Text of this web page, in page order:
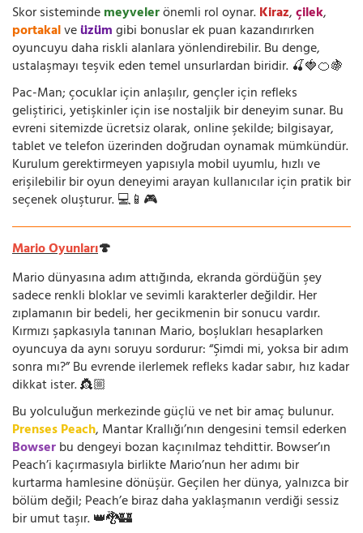
Skor sistemindemeyvelerönemli rol oynar.Kiraz,çilek,
portakalveüzümgibi bonuslar ek puan kazandırırken
oyuncuyu daha riskli alanlara yönlendirebilir. Bu denge,
ustalaşmayı teşvik eden temel unsurlardan biridir. 🍒🍓🍊🍇
Pac-Man; çocuklar için anlaşılır, gençler için refleks
geliştirici, yetişkinler için ise nostaljik bir deneyim sunar. Bu
evreni sitemizde ücretsiz olarak, online şekilde; bilgisayar,
tablet ve telefon üzerinden doğrudan oynamak mümkündür.
Kurulum gerektirmeyen yapısıyla mobil uyumlu, hızlı ve
erişilebilir bir oyun deneyimi arayan kullanıcılar için pratik bir
seçenek oluşturur. 💻📱🎮
Mario Oyunları🍄
Mario dünyasına adım attığında, ekranda gördüğün şey
sadece renkli bloklar ve sevimli karakterler değildir. Her
zıplamanın bir bedeli, her gecikmenin bir sonucu vardır.
Kırmızı şapkasıyla tanınan Mario, boşlukları hesaplarken
oyuncuya da aynı soruyu sordurur: “Şimdi mi, yoksa bir adım
sonra mı?” Bu evrende ilerlemek refleks kadar sabır, hız kadar
dikkat ister. 👸🏼
Bu yolculuğun merkezinde güçlü ve net bir amaç bulunur.
Prenses Peach, Mantar Krallığı’nın dengesini temsil ederken
Bowserbu dengeyi bozan kaçınılmaz tehdittir. Bowser’ın
Peach’i kaçırmasıyla birlikte Mario’nun her adımı bir
kurtarma hamlesine dönüşür. Geçilen her dünya, yalnızca bir
bölüm değil; Peach’e biraz daha yaklaşmanın verdiği sessiz
bir umut taşır. 👑🐉🏰